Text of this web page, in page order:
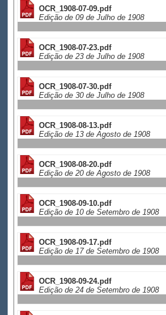
OCR_1908-07-09.pdf
Edição de 09 de Julho de 1908
OCR_1908-07-23.pdf
Edição de 23 de Julho de 1908
OCR_1908-07-30.pdf
Edição de 30 de Julho de 1908
OCR_1908-08-13.pdf
Edição de 13 de Agosto de 1908
OCR_1908-08-20.pdf
Edição de 20 de Agosto de 1908
OCR_1908-09-10.pdf
Edição de 10 de Setembro de 1908
OCR_1908-09-17.pdf
Edição de 17 de Setembro de 1908
OCR_1908-09-24.pdf
Edição de 24 de Setembro de 1908